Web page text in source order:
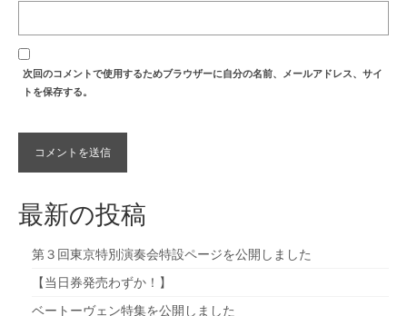
次回のコメントで使用するためブラウザーに自分の名前、メールアドレス、サイ
トを保存する。
最新の投稿
第３回東京特別演奏会特設ページを公開しました
【当日券発売わずか！】
ベートーヴェン特集を公開しました